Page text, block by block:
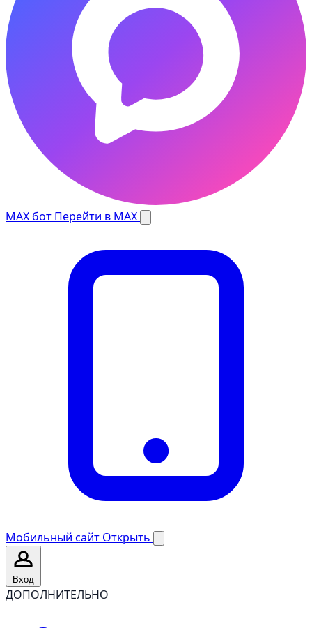
MAX бот Перейти в MAX
Мобильный сайт Открыть
Вход
ДОПОЛНИТЕЛЬНО